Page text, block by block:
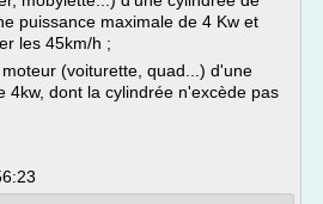
puissance maximale de 4 Kw et
les 45km/h ;
(voiturette, quad...) d'une
4kw, dont la cylindrée n'excède pas